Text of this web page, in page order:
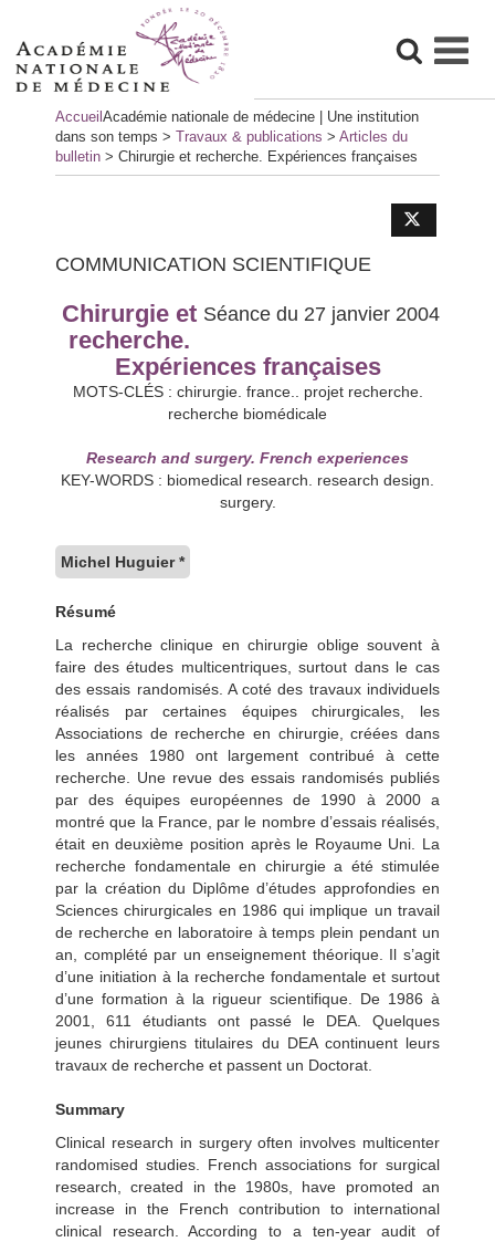
Accueil Académie nationale de médecine | Une institution
dans son temps > Travaux & publications > Articles du
bulletin > Chirurgie et recherche. Expériences françaises
COMMUNICATION SCIENTIFIQUE
Séance du 27 janvier 2004
Chirurgie et
recherche.
Expériences françaises
MOTS-CLÉS : chirurgie. france.. projet recherche.
recherche biomédicale
Research and surgery. French experiences
KEY-WORDS : biomedical research. research design.
surgery.
Michel Huguier *
Résumé
La recherche clinique en chirurgie oblige souvent à
faire des études multicentriques, surtout dans le cas
des essais randomisés. A coté des travaux individuels
réalisés par certaines équipes chirurgicales, les
Associations de recherche en chirurgie, créées dans
les années 1980 ont largement contribué à cette
recherche. Une revue des essais randomisés publiés
par des équipes européennes de 1990 à 2000 a
montré que la France, par le nombre d’essais réalisés,
était en deuxième position après le Royaume Uni. La
recherche fondamentale en chirurgie a été stimulée
par la création du Diplôme d’études approfondies en
Sciences chirurgicales en 1986 qui implique un travail
de recherche en laboratoire à temps plein pendant un
an, complété par un enseignement théorique. Il s’agit
d’une initiation à la recherche fondamentale et surtout
d’une formation à la rigueur scientifique. De 1986 à
2001, 611 étudiants ont passé le DEA. Quelques
jeunes chirurgiens titulaires du DEA continuent leurs
travaux de recherche et passent un Doctorat.
Summary
Clinical research in surgery often involves multicenter
randomised studies. French associations for surgical
research, created in the 1980s, have promoted an
increase in the French contribution to international
clinical research. According to a ten-year audit of